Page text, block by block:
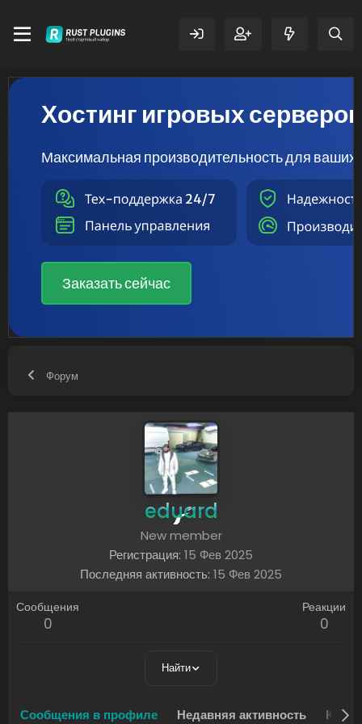
Хостинг игровых серверов
Максимальная производительность для ваших
Заказать сейчас
Форум
eduard
New member
Регистрация 15 Фев 2025
Последняя активность 15 Фев 2025
Сообщения
0
Реакции
0
Найти
Сообщения в профиле Недавняя активность